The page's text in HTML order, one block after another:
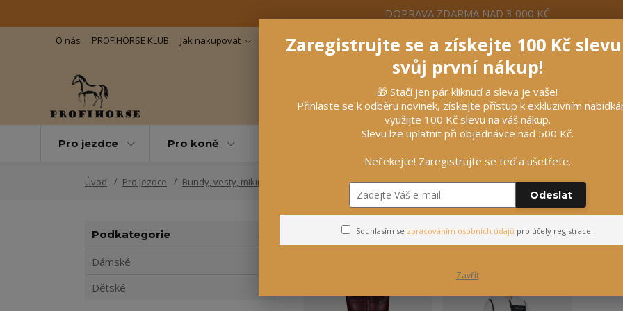
DOPRAVA ZDARMA NAD 3 000 KČ
O nás PROFIHORSE KLUB Jak nakupovat Důležité informace Více Nevíte si rady? Zavolejte. +420
Pro jezdce Pro koně Vybavení stájí
Úvod Pro jezdce Bundy, vesty, mikiny
Vesty
Podkategorie
Dámské
Dětské
Zaregistrujte se a získejte 100 Kč
svůj první nákup!
🎁 Stačí jen pár kliknutí a sleva je vaše!
Přihlaste se k odběru novinek, získejte přístup k exkluzivním
využijte 100 Kč slevu na váš nákup.
Slevu lze uplatnit při objednávce nad 500 Kč.
Nečekejte! Zaregistrujte se teď a ušetřete.
Odeslat
Souhlasím se zpracováním osobních údajů pro účely registrace.
Zavřít